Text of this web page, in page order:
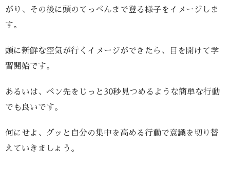
がり、その後に頭のてっぺんまで登る様子をイメージしま
す。
頭に新鮮な空気が行くイメージができたら、目を開けて学
習開始です。
あるいは、ペン先をじっと30秒見つめるような簡単な行動
でも良いです。
何にせよ、グッと自分の集中を高める行動で意識を切り替
えていきましょう。